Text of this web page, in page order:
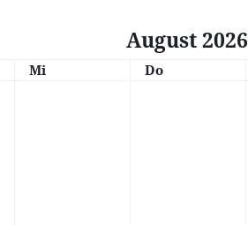
August 2026
Mittwoch
Mi Donnerstag
Do